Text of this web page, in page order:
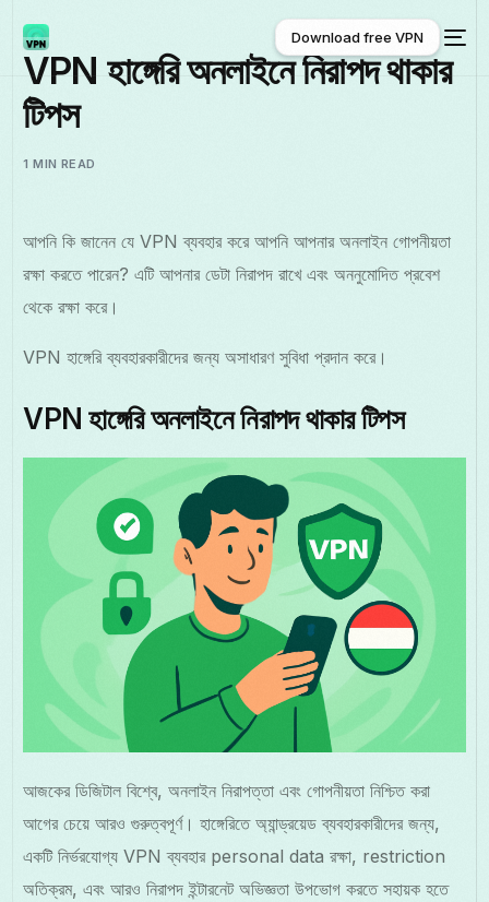
Download free VPN
VPN হাঙ্গেরি অনলাইনে নিরাপদ থাকার
টিপস
1 MIN READ
আপনি কি জানেন যে VPN ব্যবহার করে আপনি আপনার অনলাইন গোপনীয়তা
রক্ষা করতে পারেন? এটি আপনার ডেটা নিরাপদ রাখে এবং অননুমোদিত প্রবেশ
থেকে রক্ষা করে।
VPN হাঙ্গেরি ব্যবহারকারীদের জন্য অসাধারণ সুবিধা প্রদান করে।
VPN হাঙ্গেরি অনলাইনে নিরাপদ থাকার টিপস
আজকের ডিজিটাল বিশ্বে, অনলাইন নিরাপত্তা এবং গোপনীয়তা নিশ্চিত করা
আগের চেয়ে আরও গুরুত্বপূর্ণ। হাঙ্গেরিতে অ্যান্ড্রয়েড ব্যবহারকারীদের জন্য,
একটি নির্ভরযোগ্য VPN ব্যবহার personal data রক্ষা, restriction
অতিক্রম, এবং আরও নিরাপদ ইন্টারনেট অভিজ্ঞতা উপভোগ করতে সহায়ক হতে